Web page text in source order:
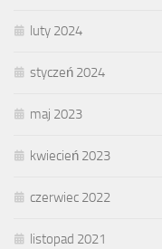
luty 2024
styczeń 2024
maj 2023
kwiecień 2023
czerwiec 2022
listopad 2021